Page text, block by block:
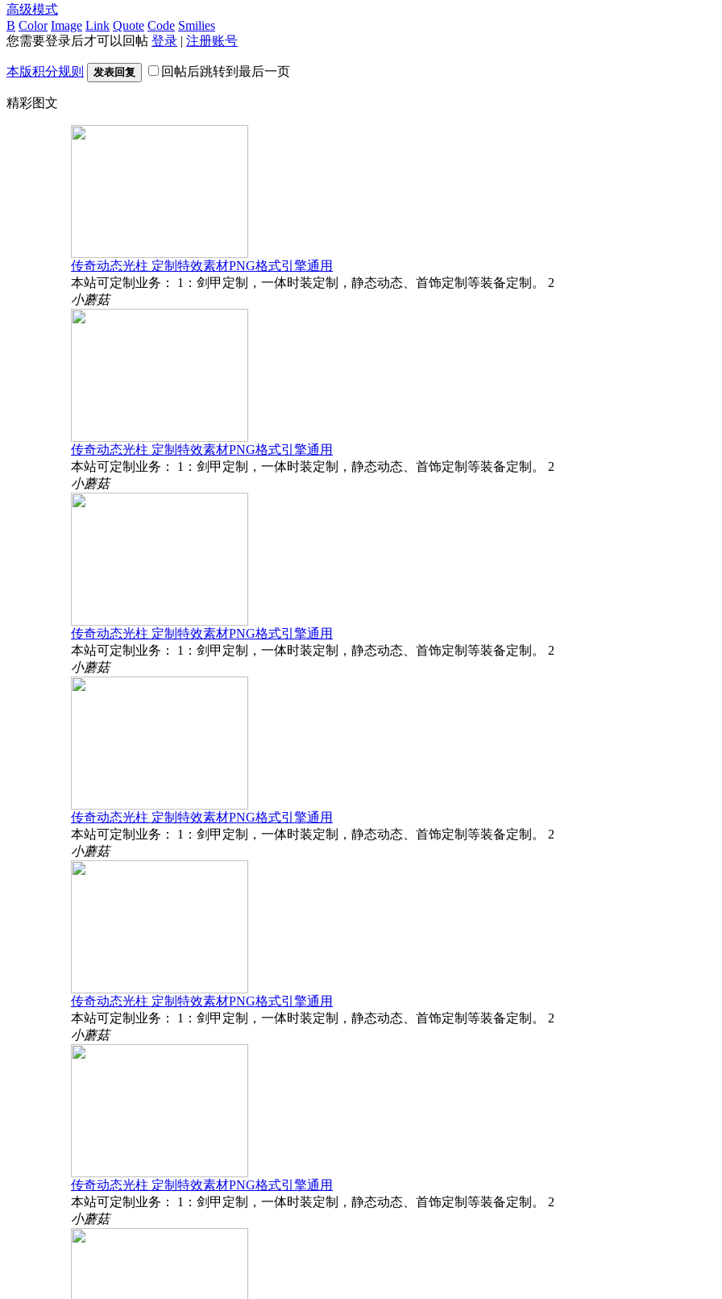
高级模式
B Color Image Link Quote Code Smilies
您需要登录后才可以回帖 登录 | 注册账号
本版积分规则 发表回复 回帖后跳转到最后一页
精彩图文
传奇动态光柱 定制特效素材PNG格式引擎通用
本站可定制业务： 1：剑甲定制，一体时装定制，静态动态、首饰定制等装备定制。 2
小蘑菇
传奇动态光柱 定制特效素材PNG格式引擎通用
本站可定制业务： 1：剑甲定制，一体时装定制，静态动态、首饰定制等装备定制。 2
小蘑菇
传奇动态光柱 定制特效素材PNG格式引擎通用
本站可定制业务： 1：剑甲定制，一体时装定制，静态动态、首饰定制等装备定制。 2
小蘑菇
传奇动态光柱 定制特效素材PNG格式引擎通用
本站可定制业务： 1：剑甲定制，一体时装定制，静态动态、首饰定制等装备定制。 2
小蘑菇
传奇动态光柱 定制特效素材PNG格式引擎通用
本站可定制业务： 1：剑甲定制，一体时装定制，静态动态、首饰定制等装备定制。 2
小蘑菇
传奇动态光柱 定制特效素材PNG格式引擎通用
本站可定制业务： 1：剑甲定制，一体时装定制，静态动态、首饰定制等装备定制。 2
小蘑菇